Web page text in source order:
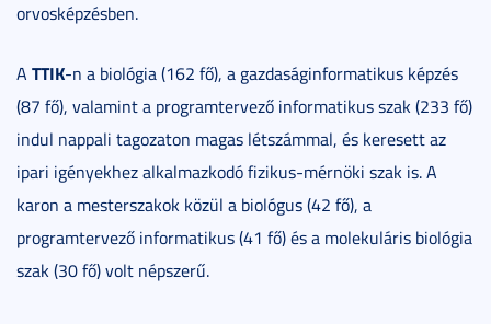
orvosképzésben.
A TTIK-n a biológia (162 fő), a gazdaságinformatikus képzés
(87 fő), valamint a programtervező informatikus szak (233 fő)
indul nappali tagozaton magas létszámmal, és keresett az
ipari igényekhez alkalmazkodó fizikus-mérnöki szak is. A
karon a mesterszakok közül a biológus (42 fő), a
programtervező informatikus (41 fő) és a molekuláris biológia
szak (30 fő) volt népszerű.